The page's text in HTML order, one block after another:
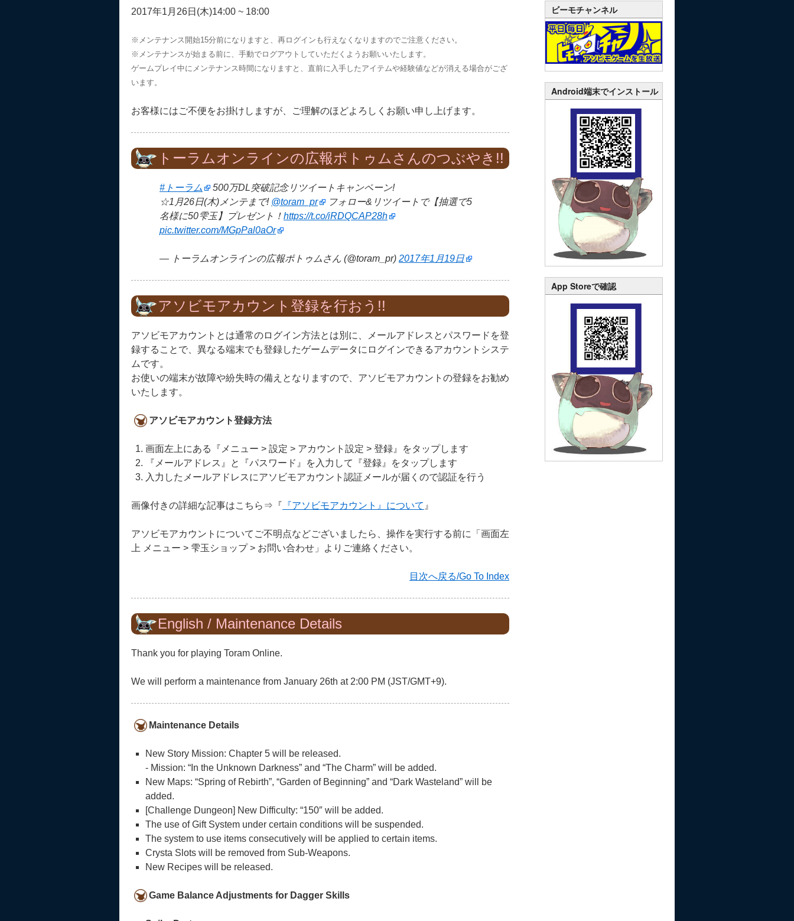
2017年1月26日(木)14:00 ~ 18:00
※メンテナンス開始15分前になりますと、再ログインも行えなくなりますのでご注意ください。
※メンテナンスが始まる前に、手動でログアウトしていただくようお願いいたします。
ゲームプレイ中にメンテナンス時間になりますと、直前に入手したアイテムや経験値などが消える場合がござ
います。
お客様にはご不便をお掛けしますが、ご理解のほどよろしくお願い申し上げます。
トーラムオンラインの広報ポトゥムさんのつぶやき!!
#トーラム
500万DL突破記念リツイートキャンペーン!
☆1月26日(木)メンテまで! @toram_pr
フォロー&リツイートで【抽選で5
名様に50雫玉】プレゼント！ https://t.co/iRDQCAP28h
pic.twitter.com/MGpPal0aOr
— トーラムオンラインの広報ポトゥムさん (@toram_pr) 2017年1月19日
アソビモアカウント登録を行おう!!
アソビモアカウントとは通常のログイン方法とは別に、メールアドレスとパスワードを登
録することで、異なる端末でも登録したゲームデータにログインできるアカウントシステ
ムです。
お使いの端末が故障や紛失時の備えとなりますので、アソビモアカウントの登録をお勧め
いたします。
アソビモアカウント登録方法
画面左上にある『メニュー > 設定 > アカウント設定 > 登録』をタップします
『メールアドレス』と『パスワード』を入力して『登録』をタップします
入力したメールアドレスにアソビモアカウント認証メールが届くので認証を行う
画像付きの詳細な記事はこちら⇒『 『アソビモアカウント』について 』
アソビモアカウントについてご不明点などございましたら、操作を実行する前に「画面左
上 メニュー > 雫玉ショップ > お問い合わせ」よりご連絡ください。
目次へ戻る/Go To Index
English / Maintenance Details
Thank you for playing Toram Online.
We will perform a maintenance from January 26th at 2:00 PM (JST/GMT+9).
Maintenance Details
New Story Mission: Chapter 5 will be released.
- Mission: “In the Unknown Darkness” and “The Charm” will be added.
New Maps: “Spring of Rebirth”, “Garden of Beginning” and “Dark Wasteland” will be
added.
[Challenge Dungeon] New Difficulty: “150″ will be added.
The use of Gift System under certain conditions will be suspended.
The system to use items consecutively will be applied to certain items.
Crysta Slots will be removed from Sub-Weapons.
New Recipes will be released.
Game Balance Adjustments for Dagger Skills
ビーモチャンネル
Android端末でインストール
App Storeで確認